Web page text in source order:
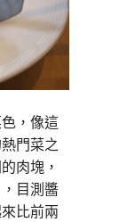
，像這
門菜之
肉塊，
目測醬
比前兩